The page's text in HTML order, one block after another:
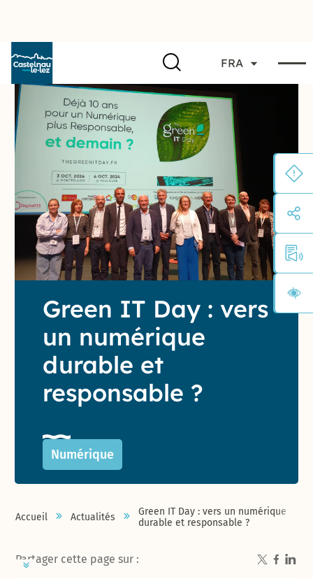
FRA
Green IT Day : vers
un numérique
durable et
responsable ?
Numérique
Accueil Actualités
Green IT Day : vers un numérique
durable et responsable ?
Partager cette page sur :